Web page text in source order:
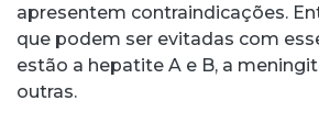
apresentem contraindicações.
que podem ser evitadas com
estão a hepatite A e B, a
outras.